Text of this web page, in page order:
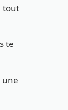
tout
te
une